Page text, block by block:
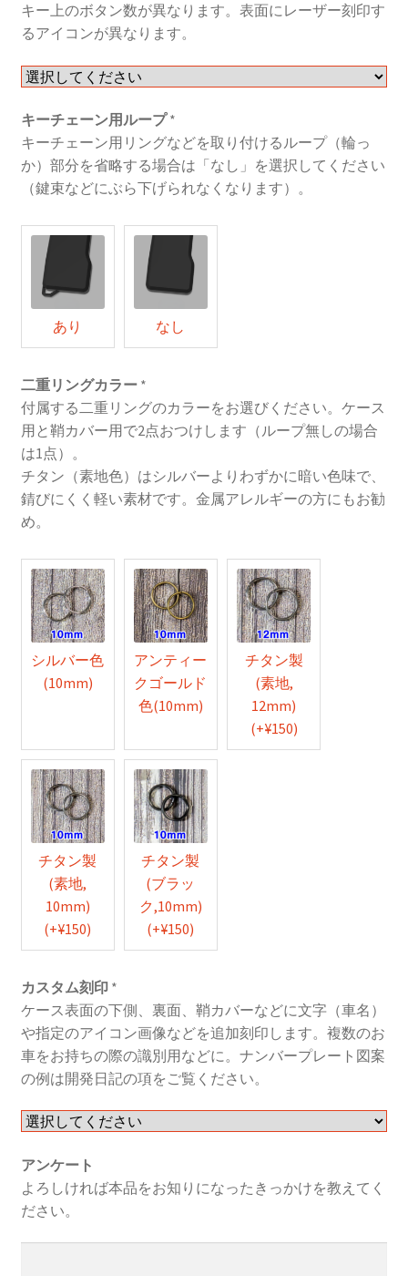
キー上のボタン数が異なります。表面にレーザー刻印す
るアイコンが異なります。
キーチェーン用ループ *
キーチェーン用リングなどを取り付けるループ（輪っ
か）部分を省略する場合は「なし」を選択してください
（鍵束などにぶら下げられなくなります）。
あり なし
二重リングカラー *
付属する二重リングのカラーをお選びください。ケース
用と鞘カバー用で2点おつけします（ループ無しの場合
は1点）。
チタン（素地色）はシルバーよりわずかに暗い色味で、
錆びにくく軽い素材です。金属アレルギーの方にもお勧
め。
シルバー色
(10mm)
アンティー
クゴールド
色(10mm)
チタン製
(素地,
12mm)
(+¥150)
チタン製
(素地,
10mm)
(+¥150)
チタン製
(ブラッ
ク,10mm)
(+¥150)
カスタム刻印 *
ケース表面の下側、裏面、鞘カバーなどに文字（車名）
や指定のアイコン画像などを追加刻印します。複数のお
車をお持ちの際の識別用などに。ナンバープレート図案
の例は開発日記の項をご覧ください。
アンケート
よろしければ本品をお知りになったきっかけを教えてく
ださい。